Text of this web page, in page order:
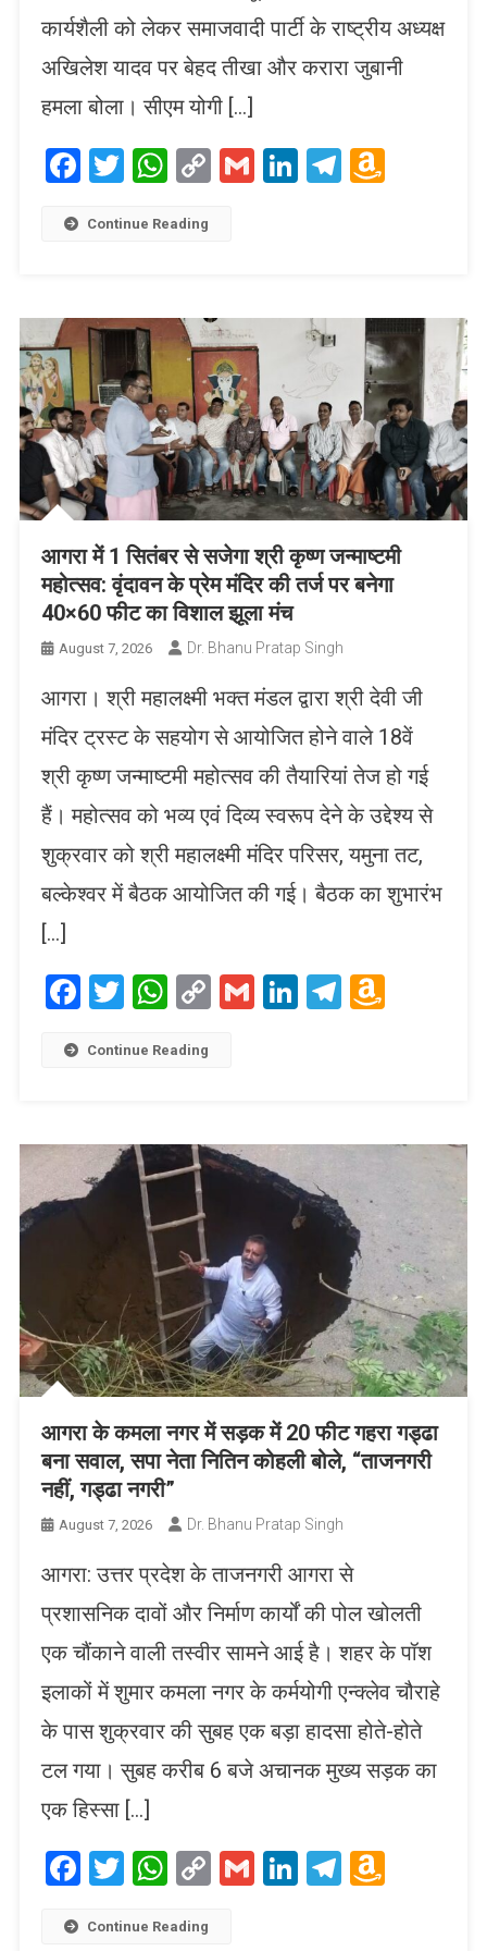
कार्यशैली को लेकर समाजवादी पार्टी के राष्ट्रीय अध्यक्ष
अखिलेश यादव पर बेहद तीखा और करारा जुबानी
हमला बोला। सीएम योगी […]
Facebook
Twitter
WhatsApp
CopyGmailLinkedIn
Telegram
Continue Reading
आगरा में 1 सितंबर से सजेगा श्री कृष्ण जन्माष्टमी
महोत्सव: वृंदावन के प्रेम मंदिर की तर्ज पर बनेगा
40×60 फीट का विशाल झूला मंच
August 7, 2026 Dr. Bhanu Pratap Singh
आगरा। श्री महालक्ष्मी भक्त मंडल द्वारा श्री देवी जी
मंदिर ट्रस्ट के सहयोग से आयोजित होने वाले 18वें
श्री कृष्ण जन्माष्टमी महोत्सव की तैयारियां तेज हो गई
हैं। महोत्सव को भव्य एवं दिव्य स्वरूप देने के उद्देश्य से
शुक्रवार को श्री महालक्ष्मी मंदिर परिसर, यमुना तट,
बल्केश्वर में बैठक आयोजित की गई। बैठक का शुभारंभ
[…]
Facebook
Twitter
WhatsApp
CopyGmailLinkedIn
Telegram
Continue Reading
आगरा के कमला नगर में सड़क में 20 फीट गहरा गड्ढा
बना सवाल, सपा नेता नितिन कोहली बोले, “ताजनगरी
नहीं, गड्ढा नगरी”
August 7, 2026 Dr. Bhanu Pratap Singh
आगरा: उत्तर प्रदेश के ताजनगरी आगरा से
प्रशासनिक दावों और निर्माण कार्यों की पोल खोलती
एक चौंकाने वाली तस्वीर सामने आई है। शहर के पॉश
इलाकों में शुमार कमला नगर के कर्मयोगी एन्क्लेव चौराहे
के पास शुक्रवार की सुबह एक बड़ा हादसा होते-होते
टल गया। सुबह करीब 6 बजे अचानक मुख्य सड़क का
एक हिस्सा […]
Facebook
Twitter
WhatsApp
CopyGmailLinkedIn
Telegram
Continue Reading